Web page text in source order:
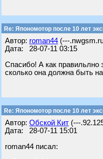
Re: Япономотор после 10 лет
Автор: roman44 (---
Дата: 28-07-11 03:15
Спасибо! А как правильлно
сколько она должна быть
Re: Япономотор после 10 лет
Автор: Обской Кит (---
Дата: 28-07-11 15:01
roman44 писал: